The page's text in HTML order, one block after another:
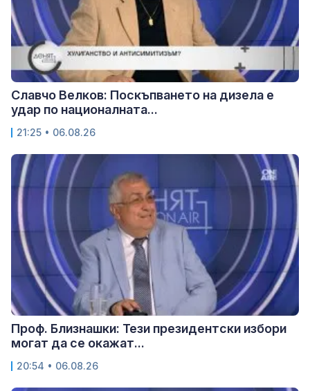
Славчо Велков: Поскъпването на дизела е
удар по националната...
21:25 • 06.08.26
Проф. Близнашки: Тези президентски избори
могат да се окажат...
20:54 • 06.08.26